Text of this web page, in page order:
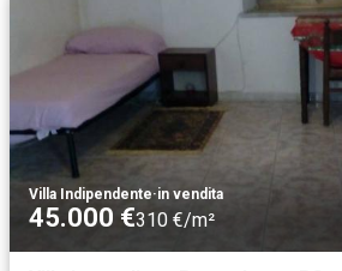
Villa Indipendente·in vendita
45.000 €310 €/m²